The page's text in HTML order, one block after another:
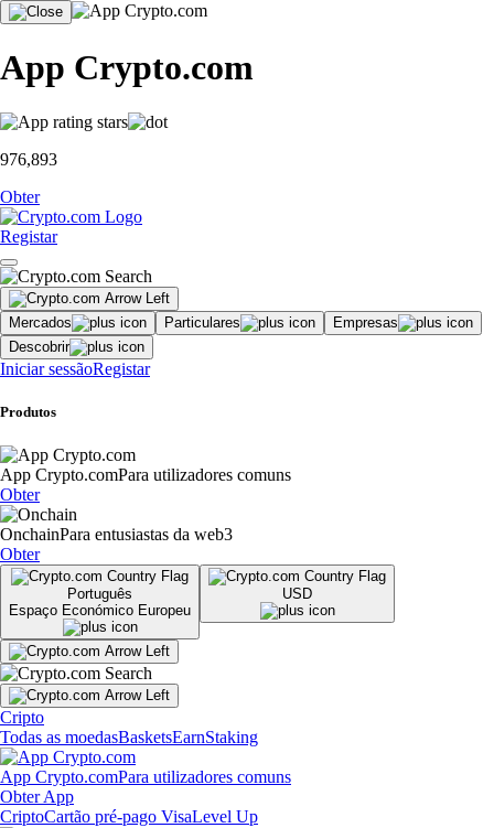
App Crypto.com
976,893
Obter
Registar
Mercados Particulares
Empresas
Descobrir
Iniciar sessãoRegistar
Produtos
App Crypto.comPara utilizadores comuns
Obter
OnchainPara entusiastas da web3
Obter
Português
Espaço Económico Europeu
USD
Cripto
Todas as moedasBasketsEarnStaking
App Crypto.comPara utilizadores comuns
Obter App
CriptoCartão pré-pago VisaLevel Up